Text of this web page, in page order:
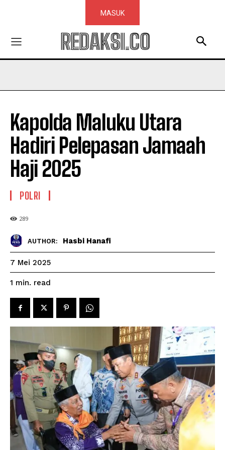
MASUK
REDAKSI.CO
Kapolda Maluku Utara
Hadiri Pelepasan Jamaah
Haji 2025
POLRI
289
AUTHOR: Hasbi Hanafi
7 Mei 2025
1 min. read